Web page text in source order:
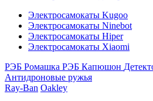
Электросамокаты Kugoo
Электросамокаты Ninebot
Электросамокаты Hiper
Электросамокаты Xiaomi
РЭБ Ромашка РЭБ Капюшон
Антидроновые ружья
Ray-Ban Oakley